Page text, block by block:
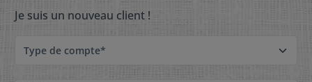
Je suis un nouveau client !
Type de compte*